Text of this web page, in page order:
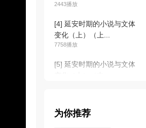
2443播放
[4] 延安时期的小说与文体
变化（上）（上...
7758播放
[5] 延安时期的小说与文体
变化（上）（下...
为你推荐